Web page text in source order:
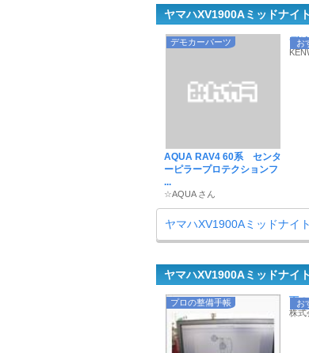
ヤマハXV1900Aミッドナイ
デモカーパーツ
AQUA RAV4 60系 センタ
ーピラープロテクションフ
...
☆AQUA さん
お
デ
ヤマハXV1900Aミッドナイ
ヤマハXV1900Aミッドナイ
プロの整備手帳 お
雨
株式